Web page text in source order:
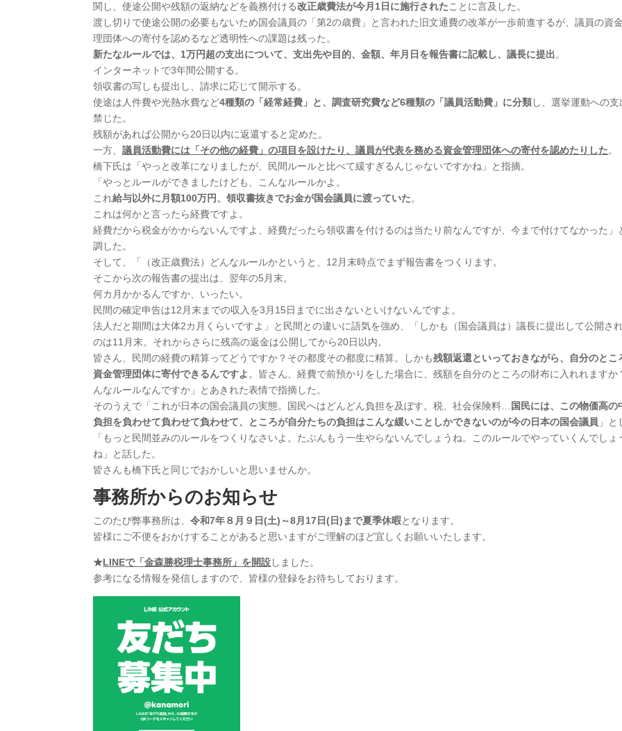
関し、使途公開や残額の返納などを義務付ける改正歳費法が今月1日に施行されたことに言及した。
渡し切りで使途公開の必要もないため国会議員の「第2の歳費」と言われた旧文通費の改革が一歩前進するが、議員の資
理団体への寄付を認めるなど透明性への課題は残った。
新たなルールでは、1万円超の支出について、支出先や目的、金額、年月日を報告書に記載し、議長に提出。
インターネットで3年間公開する。
領収書の写しも提出し、請求に応じて開示する。
使途は人件費や光熱水費など4種類の「経常経費」と、調査研究費など6種類の「議員活動費」に分類し、選挙運動への支
禁じた。
残額があれば公開から20日以内に返還すると定めた。
一方、議員活動費には「その他の経費」の項目を設けたり、議員が代表を務める資金管理団体への寄付を認めたりした。
橋下氏は「やっと改革になりましたが、民間ルールと比べて緩すぎるんじゃないですかね」と指摘。
「やっとルールができましたけども、こんなルールかよ。
これ給与以外に月額100万円、領収書抜きでお金が国会議員に渡っていた。
これは何かと言ったら経費ですよ。
経費だから税金がかからないんですよ、経費だったら領収書を付けるのは当たり前なんですが、今まで付けてなかった」
調した。
そして、「（改正歳費法）どんなルールかというと、12月末時点でまず報告書をつくります。
そこから次の報告書の提出は、翌年の5月末。
何カ月かかるんですか、いったい。
民間の確定申告は12月末までの収入を3月15日までに出さないといけないんですよ。
法人だと期間は大体2カ月くらいですよ」と民間との違いに語気を強め、「しかも（国会議員は）議長に提出して公開さ
のは11月末。それからさらに残高の返金は公開してから20日以内。
皆さん、民間の経費の精算ってどうですか？その都度その都度に精算。しかも残額返還といっておきながら、自分のとこ
資金管理団体に寄付できるんですよ 。皆さん、経費で前預かりをした場合に、残額を自分のところの財布に入れれますか
んなルールなんですか」とあきれた表情で指摘した。
そのうえで「これが日本の国会議員の実態。国民へはどんどん負担を及ぼす。税、社会保険料… 国民には、この物価高の
負担を負わせて負わせて負わせて、ところが自分たちの負担はこんな緩いことしかできないのが今の日本の国会議員 」と
「もっと民間並みのルールをつくりなさいよ。たぶんもう一生やらないんでしょうね。このルールでやっていくんでしょ
ね」と話した。
皆さんも橋下氏と同じでおかしいと思いませんか。
事務所からのお知らせ
このたび弊事務所は、令和7年８月９日(土)～8月17日(日)まで夏季休暇となります。
皆様にご不便をおかけすることがあると思いますがご理解のほど宜しくお願いいたします。
★LINEで「金森勝税理士事務所」を開設しました。
参考になる情報を発信しますので、皆様の登録をお待ちしております。